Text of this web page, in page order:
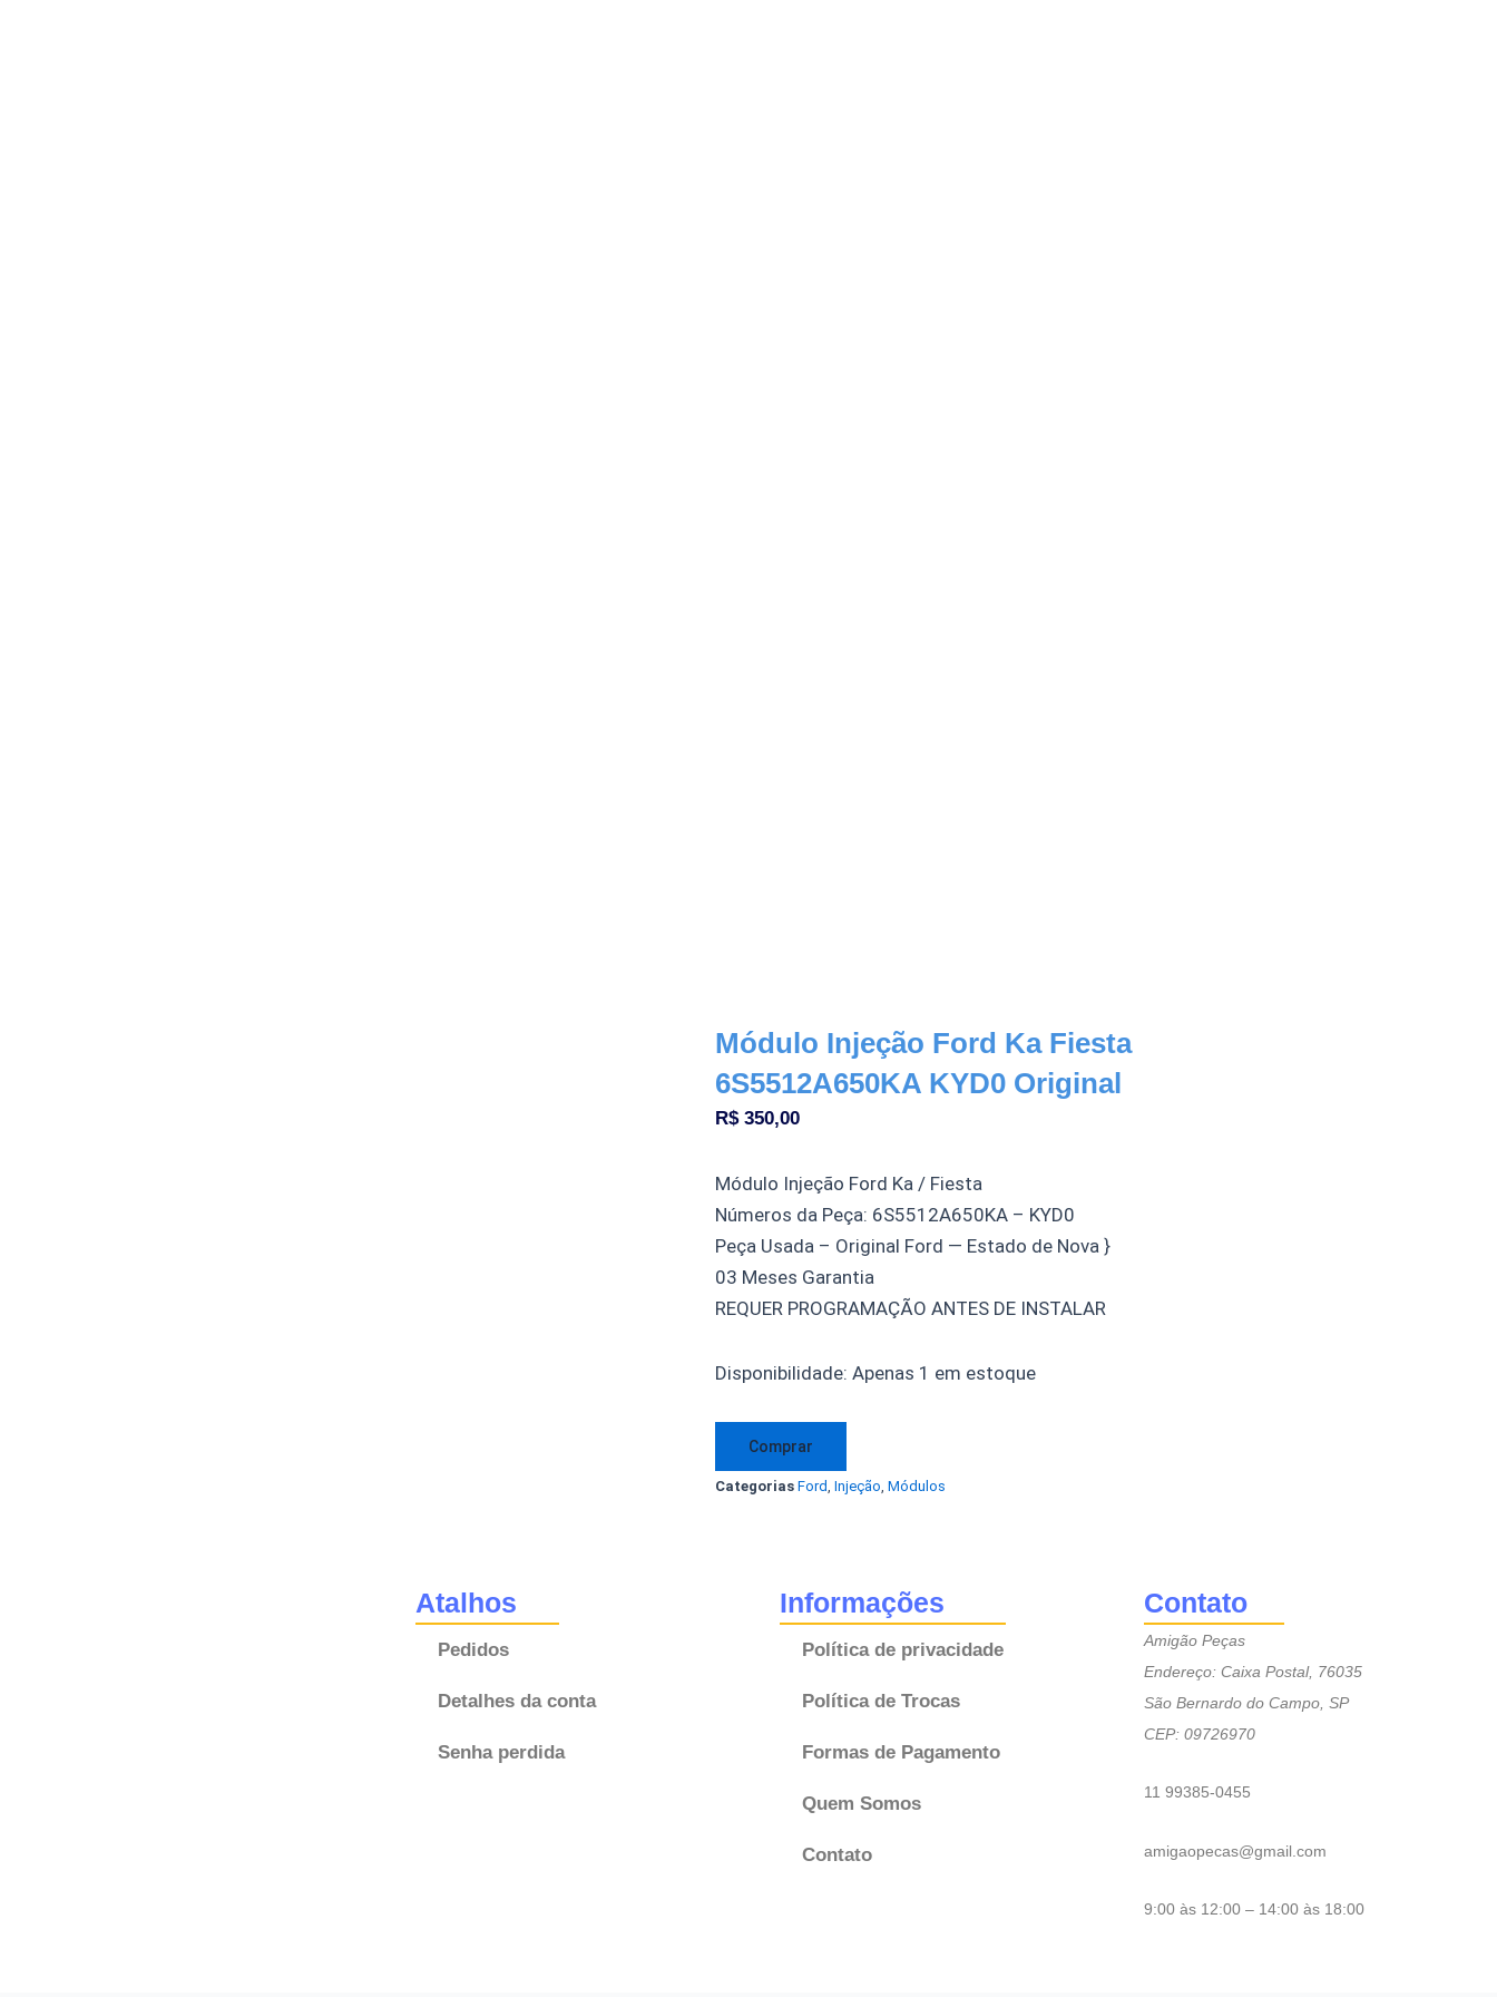
Módulo Injeção Ford Ka Fiesta
6S5512A650KA KYD0 Original
R$350,00
Módulo Injeção Ford Ka / Fiesta
Números da Peça: 6S5512A650KA – KYD0
Peça Usada – Original Ford — Estado de Nova }
03 Meses Garantia
REQUER PROGRAMAÇÃO ANTES DE INSTALAR
Disponibilidade: Apenas 1 em estoque
Módulo
Fiesta
quantidade
Comprar
Categorias Ford Injeção Módulos
Atalhos
Pedidos
Detalhes da conta
Senha perdida
Informações
Política de privacidade
Política de Trocas
Formas de Pagamento
Quem Somos
Contato
Contato
Amigão Peças
Endereço: Caixa Postal, 76035
São Bernardo do Campo, SP
CEP: 09726970
11 99385-0455
amigaopecas@gmail.com
9:00 às 12:00 – 14:00 às 18:00